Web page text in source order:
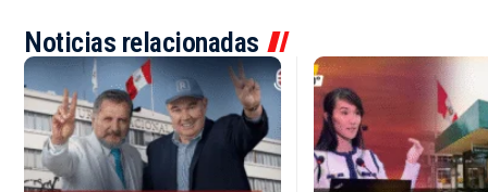
Noticias relacionadas